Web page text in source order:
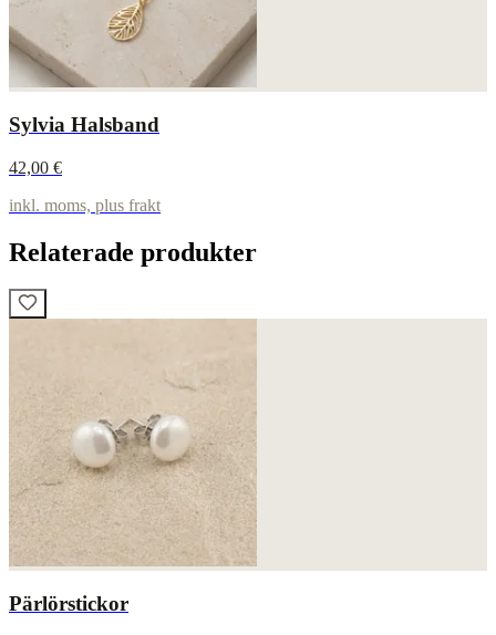
Sylvia Halsband
42,00 €
inkl. moms, plus frakt
Relaterade produkter
Pärlörstickor